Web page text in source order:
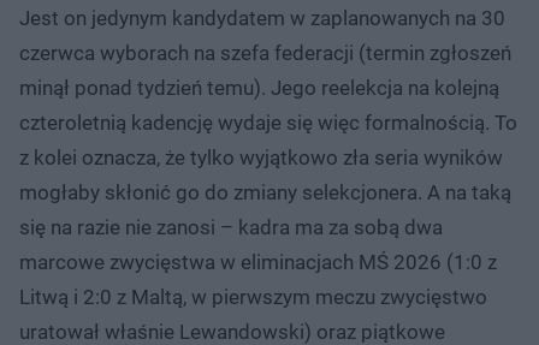
Jest on jedynym kandydatem w zaplanowanych na 30
czerwca wyborach na szefa federacji (termin zgłoszeń
minął ponad tydzień temu). Jego reelekcja na kolejną
czteroletnią kadencję wydaje się więc formalnością. To
z kolei oznacza, że tylko wyjątkowo zła seria wyników
mogłaby skłonić go do zmiany selekcjonera. A na taką
się na razie nie zanosi – kadra ma za sobą dwa
marcowe zwycięstwa w eliminacjach MŚ 2026 (1:0 z
Litwą i 2:0 z Maltą, w pierwszym meczu zwycięstwo
uratował właśnie Lewandowski) oraz piątkowe